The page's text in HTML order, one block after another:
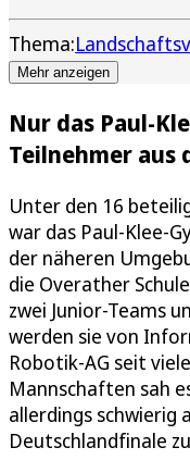
Thema:
Mehr anzeigen
Nur das Paul-
Teilnehmer aus
Unter den 16
war das Paul-Klee-
der näheren
die Overather
zwei Junior-Teams
werden sie von
Robotik-AG seit
Mannschaften sah
allerdings schwierig
Deutschlandfinale